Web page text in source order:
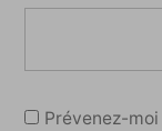
Prévenez-